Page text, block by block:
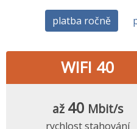
platba ročně
WIFI 40
až 40 Mbit/s
rychlost stahování